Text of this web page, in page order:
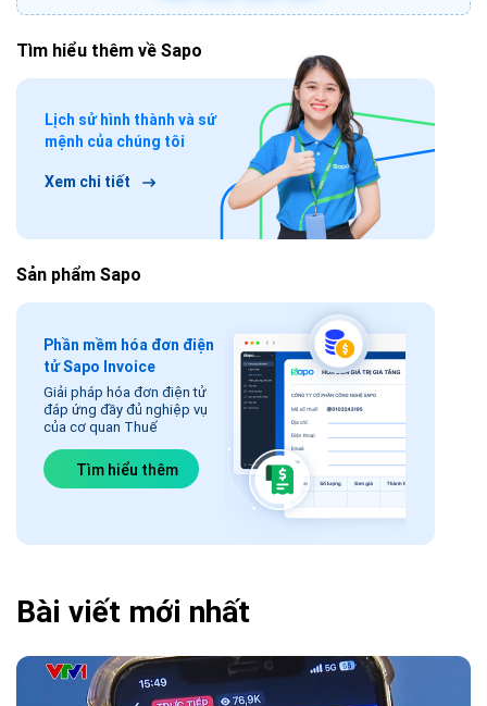
Tìm hiểu thêm về Sapo
Lịch sử hình thành và sứ
mệnh của chúng tôi
Xem chi tiết
Sản phẩm Sapo
Phần mềm hóa đơn điện
tử Sapo Invoice
Giải pháp hóa đơn điện tử
đáp ứng đầy đủ nghiệp vụ
của cơ quan Thuế
Tìm hiểu thêm
Bài viết mới nhất